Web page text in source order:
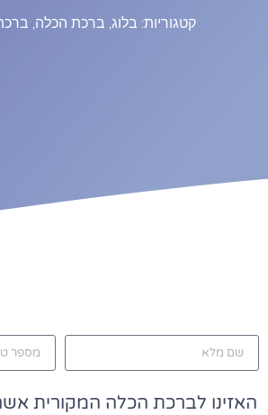
קטגוריות: בלוג, ברכת הכלה,
האזינו לברכת הכלה המקורית